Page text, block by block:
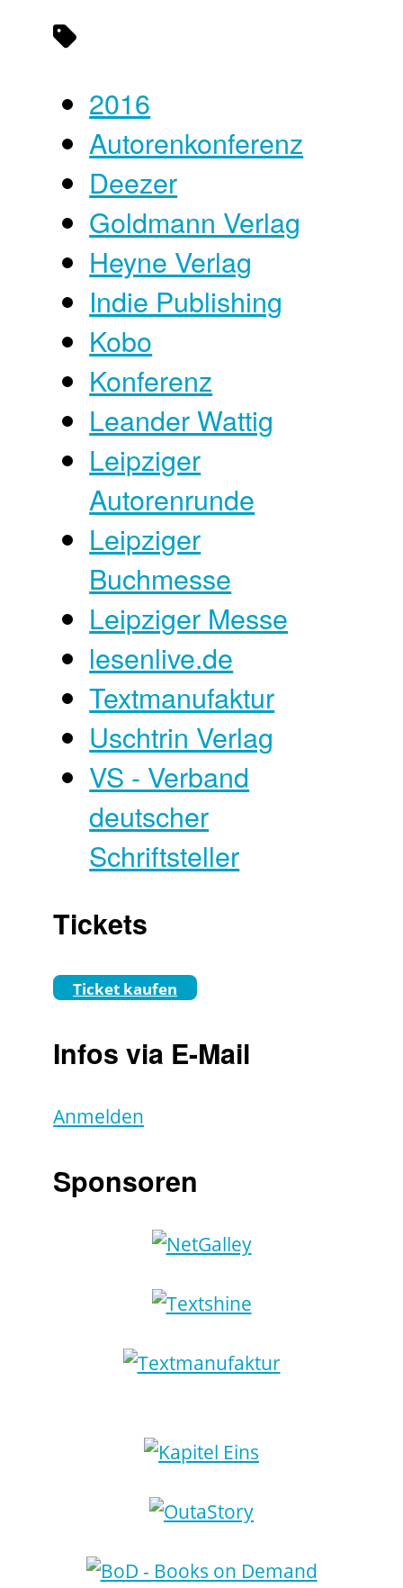
2016
Autorenkonferenz
Deezer
Goldmann Verlag
Heyne Verlag
Indie Publishing
Kobo
Konferenz
Leander Wattig
Leipziger
Autorenrunde
Leipziger
Buchmesse
Leipziger Messe
lesenlive.de
Textmanufaktur
Uschtrin Verlag
VS - Verband
deutscher
Schriftsteller
Tickets
Ticket kaufen
Infos via E-Mail
Anmelden
Sponsoren